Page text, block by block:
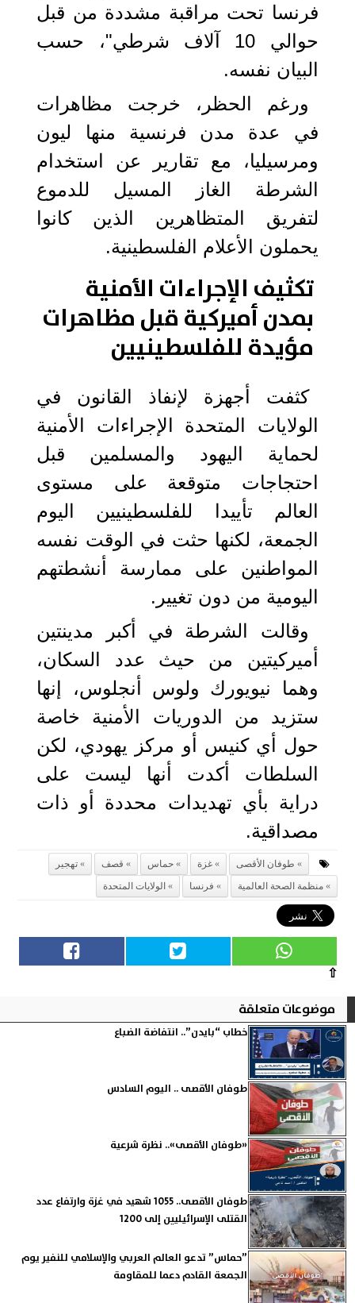
فرنسا تحت مراقبة مشددة من قبل
حوالي 10 آلاف شرطي"، حسب
البيان نفسه.
ورغم الحظر، خرجت مظاهرات
في عدة مدن فرنسية منها ليون
ومرسيليا، مع تقارير عن استخدام
الشرطة الغاز المسيل للدموع
لتفريق المتظاهرين الذين كانوا
يحملون الأعلام الفلسطينية.
تكثيف الإجراءات الأمنية
بمدن أميركية قبل مظاهرات
مؤيدة للفلسطينيين
كثفت أجهزة لإنفاذ القانون في
الولايات المتحدة الإجراءات الأمنية
لحماية اليهود والمسلمين قبل
احتجاجات متوقعة على مستوى
العالم تأييدا للفلسطينيين اليوم
الجمعة، لكنها حثت في الوقت نفسه
المواطنين على ممارسة أنشطتهم
اليومية من دون تغيير.
وقالت الشرطة في أكبر مدينتين
أميركيتين من حيث عدد السكان،
وهما نيويورك ولوس أنجلوس، إنها
ستزيد من الدوريات الأمنية خاصة
حول أي كنيس أو مركز يهودي، لكن
السلطات أكدت أنها ليست على
دراية بأي تهديدات محددة أو ذات
مصداقية.
طوفان الأقصى غزة حماس قصف
تهجير
منظمة الصحة العالمية
فرنسا الولايات المتحدة
⇧
موضوعات متعلقة
خطاب “بايدن”.. انتفاضة الضباع
طوفان الأقصى .. اليوم السادس
«طوفان الأقصى».. نظرة شرعية
طوفان الأقصى.. 1055 شهيد في غزة وارتفاع عدد
القتلى الإسرائيليين إلى 1200
”حماس” تدعو العالم العربي والإسلامي للنفير يوم
الجمعة القادم دعما للمقاومة